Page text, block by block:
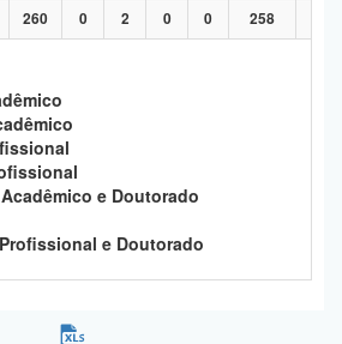
260 0 2 0 0 258
e Doutorado
e Doutorado